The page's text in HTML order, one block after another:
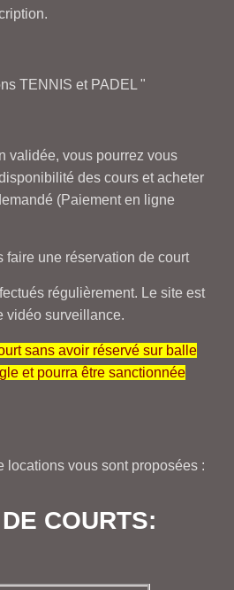
TENNIS et PADEL "
validée, vous pourrez vous
des cours et acheter
(Paiement en ligne
faire une réservation de court
régulièrement. Le site est
vidéo surveillance.
sans avoir réservé sur balle
et pourra être sanctionnée
locations vous sont proposées :
COURTS: